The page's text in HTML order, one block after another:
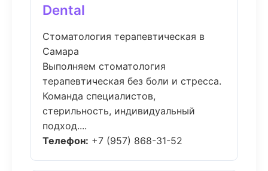
Dental
Стоматология терапевтическая в
Самара
Выполняем стоматология
терапевтическая без боли и стресса.
Команда специалистов,
стерильность, индивидуальный
подход....
Телефон: +7 (957) 868-31-52